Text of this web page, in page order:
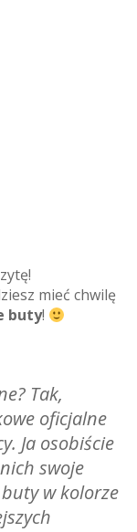
mieć chwilę
buty!
Tak,
oficjalne
Ja osobiście
swoje
w kolorze